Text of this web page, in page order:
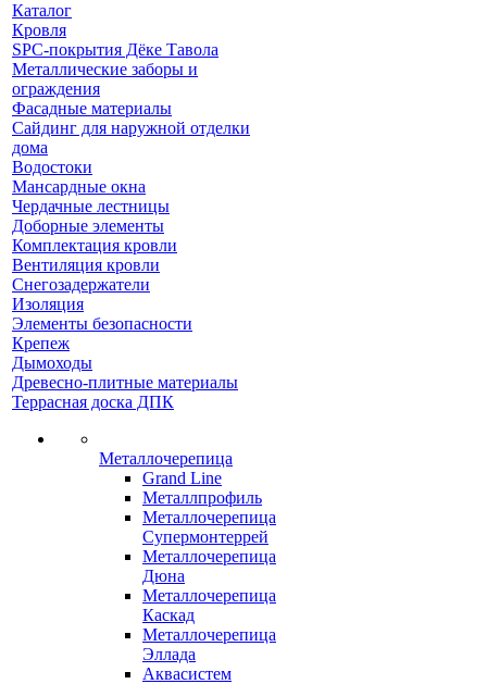
Каталог
Кровля
SPC-покрытия Дёке Тавола
Металлические заборы и
ограждения
Фасадные материалы
Сайдинг для наружной отделки
дома
Водостоки
Мансардные окна
Чердачные лестницы
Доборные элементы
Комплектация кровли
Вентиляция кровли
Снегозадержатели
Изоляция
Элементы безопасности
Крепеж
Дымоходы
Древесно-плитные материалы
Террасная доска ДПК
Металлочерепица
Grand Line
Металлпрофиль
Металлочерепица
Супермонтеррей
Металлочерепица
Дюна
Металлочерепица
Каскад
Металлочерепица
Эллада
Аквасистем